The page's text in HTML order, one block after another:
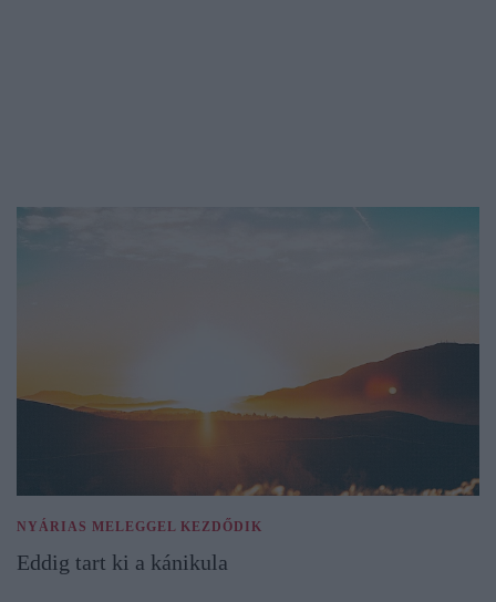
NYÁRIAS MELEGGEL KEZDŐDIK
Eddig tart ki a kánikula